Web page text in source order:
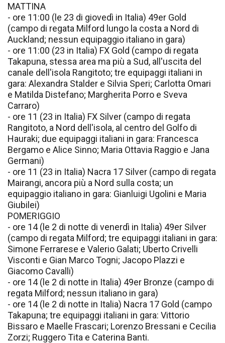
MATTINA
- ore 11:00 (le 23 di giovedì in Italia) 49er Gold
(campo di regata Milford lungo la costa a Nord di
Auckland; nessun equipaggio italiano in gara)
- ore 11:00 (23 in Italia) FX Gold (campo di regata
Takapuna, stessa area ma più a Sud, all'uscita del
canale dell'isola Rangitoto; tre equipaggi italiani in
gara: Alexandra Stalder e Silvia Speri; Carlotta Omari
e Matilda Distefano; Margherita Porro e Sveva
Carraro)
- ore 11 (23 in Italia) FX Silver (campo di regata
Rangitoto, a Nord dell'isola, al centro del Golfo di
Hauraki; due equipaggi italiani in gara: Francesca
Bergamo e Alice Sinno; Maria Ottavia Raggio e Jana
Germani)
- ore 11 (23 in Italia) Nacra 17 Silver (campo di regata
Mairangi, ancora più a Nord sulla costa; un
equipaggio italiano in gara: Gianluigi Ugolini e Maria
Giubilei)
POMERIGGIO
- ore 14 (le 2 di notte di venerdì in Italia) 49er Silver
(campo di regata Milford; tre equipaggi italiani in gara:
Simone Ferrarese e Valerio Galati; Uberto Crivelli
Visconti e Gian Marco Togni; Jacopo Plazzi e
Giacomo Cavalli)
- ore 14 (le 2 di notte in Italia) 49er Bronze (campo di
regata Milford; nessun italiano in gara)
- ore 14 (le 2 di notte in Italia) Nacra 17 Gold (campo
Takapuna; tre equipaggi italiani in gara: Vittorio
Bissaro e Maelle Frascari; Lorenzo Bressani e Cecilia
Zorzi; Ruggero Tita e Caterina Banti.